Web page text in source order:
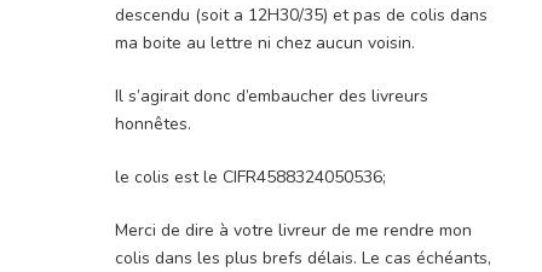
descendu (soit a 12H30/35) et pas de colis dans
ma boite au lettre ni chez aucun voisin.
Il s’agirait donc d’embaucher des livreurs
honnêtes.
le colis est le CIFR4588324050536;
Merci de dire à votre livreur de me rendre mon
colis dans les plus brefs délais. Le cas échéants,